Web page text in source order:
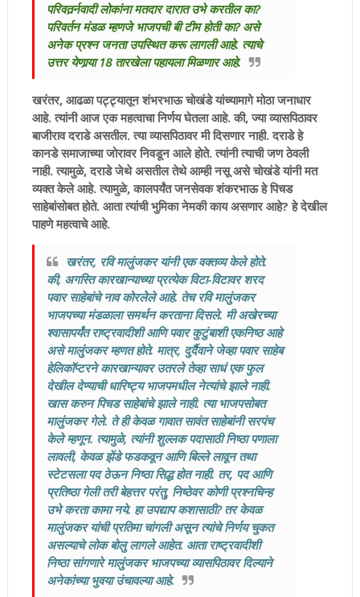
परिवतर्र्नवादी लोकांना मतदार दारात उभे करतील का?
परिवर्तन मंडळ म्हणजे भाजपची बी टीम होती का? असे
अनेक प्रश्न जनता उपस्थित करू लागली आहे. त्याचे
उत्तर येणार्‍या 18 तारखेला पहायला मिळणार आहे.
खरंतर, आढळा पट्ट्यातून शंभरभाऊ चोखंडे यांच्यामागे मोठा जनाधार
आहे. त्यांनी आज एक महत्वाचा निर्णय घेतला आहे. की, ज्या व्यासपिठावर
बाजीराव दराडे असतील. त्या व्यासपिठावर मी दिसणार नाही. दराडे हे
कानडे समाजाच्या जोरावर निवडून आले होते. त्यांनी त्याची जण ठेवली
नाही. त्यामुळे, दराडे जेथे असतील तेथे आम्ही नसू असे चोखंडे यांनी मत
व्यक्त केले आहे. त्यामुळे, कालपर्यंत जनसेवक शंकरभाऊ हे पिचड
साहेबांसोबत होते. आता त्यांची भुमिका नेमकी काय असणार आहे? हे देखील
पाहणे महत्वाचे आहे.
खरंतर, रवि मालुंजकर यांनी एक वक्तव्य केले होते.
की, अगस्ति कारखान्याच्या प्रत्येक विटा-विटावर शरद
पवार साहेबांचे नाव कोरलेेले आहे. तेच रवि मालुंजकर
भाजपच्या मंडळाला समर्थन करताना दिसले. मी अखेरच्या
श्वासापर्यंत राष्ट्रवादीशी आणि पवार कुटुंबाशी एकनिष्ठ आहे
असे मालुंजकर म्हणत होते. मात्र, दुर्दैवाने जेव्हा पवार साहेब
हेलिकॉप्टरने कारखान्यावर उतरले तेव्हा साधं एक फुल
देखील देण्याची धारिष्ट्य भाजपमधील नेत्यांचे झाले नाही.
खास करुन पिचड साहेबांचे झाले नाही. त्या भाजपसोबत
मालुंजकर गेले. ते ही केवळ गावात सावंत साहेबांनी सरपंच
केले म्हणून. त्यामुळे, त्यांनी शुल्लक पदासाठी निष्ठा पणाला
लावली, केवळ झेंडे फडकवून आणि बिल्ले लावून तथा
स्टेटसला पद ठेऊन निष्ठा सिद्ध होत नाही. तर, पद आणि
प्रतिष्ठा गेली तरी बेहत्तर परंतु, निष्ठेवर कोणी प्रश्नचिन्ह
उभे करता कामा नये. हा उपद्याप कशासाठी? तर केवळ
मालुंजकर यांची प्रतिमा चांगली असून त्यांचे निर्णय चुकत
असल्याचे लोक बोलु लागले आहेत. आता राष्ट्रवादीशी
निष्ठा सांगणारे मालुंजकर भाजपच्या व्यासपिठावर दिल्याने
अनेकांच्या भुवया उंचावल्या आहे.